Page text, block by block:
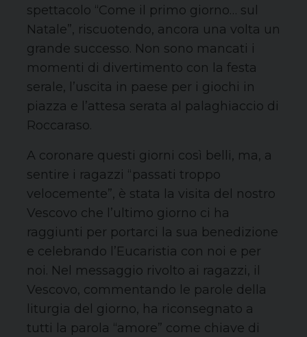
spettacolo “Come il primo giorno… sul
Natale”, riscuotendo, ancora una volta un
grande successo. Non sono mancati i
momenti di divertimento con la festa
serale, l’uscita in paese per i giochi in
piazza e l’attesa serata al palaghiaccio di
Roccaraso.
A coronare questi giorni così belli, ma, a
sentire i ragazzi “passati troppo
velocemente”, è stata la visita del nostro
Vescovo che l’ultimo giorno ci ha
raggiunti per portarci la sua benedizione
e celebrando l’Eucaristia con noi e per
noi. Nel messaggio rivolto ai ragazzi, il
Vescovo, commentando le parole della
liturgia del giorno, ha riconsegnato a
tutti la parola “amore” come chiave di